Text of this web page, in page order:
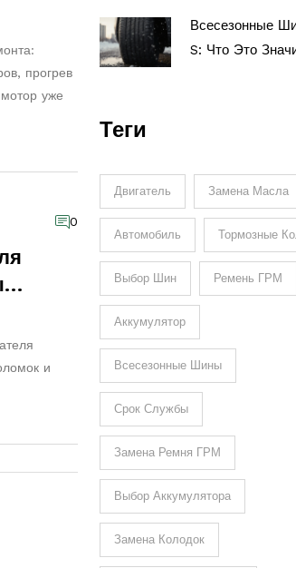
прогрев
уже
0
и
Всесезонные
S: Что Это
Теги
Двигатель Замена Масла
Автомобиль Тормозные
Выбор Шин Ремень ГРМ
Аккумулятор
Всесезонные Шины
Срок Службы
Замена Ремня ГРМ
Выбор Аккумулятора
Замена Колодок